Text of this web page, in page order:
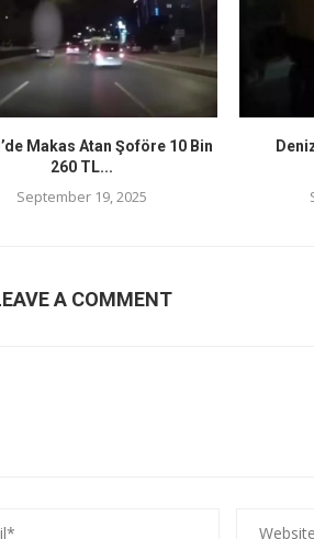
Makas Atan Şoföre 10 Bin
260 TL...
September 19, 2025
A COMMENT